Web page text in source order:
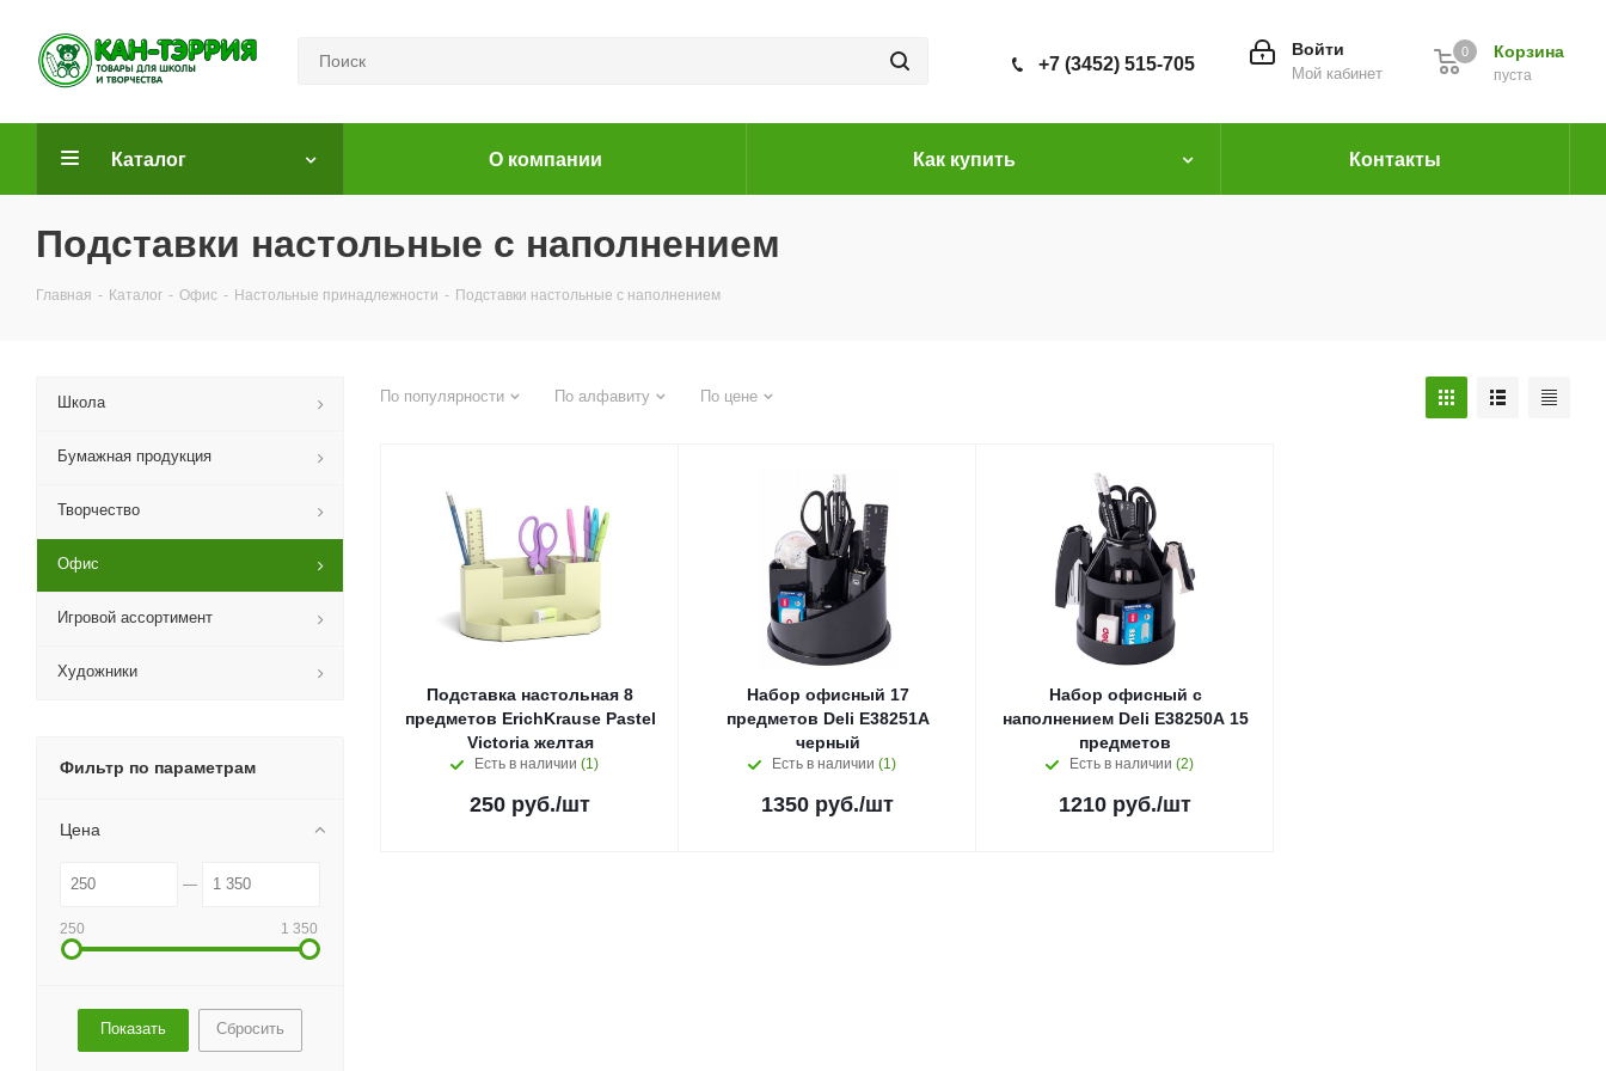
Корзина
пуста
0
Войти
Мой кабинет
+7 (3452) 515-705
Каталог О компании Как купить Контакты
Подставки настольные с наполнением
Главная - Каталог - Офис - Настольные принадлежности - Подставки настольные с наполнением
По популярности По алфавиту По цене
Подставка настольная 8
предметов ErichKrause Pastel
Victoria желтая
Есть в наличии (1)
250 руб./шт
Набор офисный 17
предметов Deli E38251A
черный
Есть в наличии (1)
1350 руб./шт
Набор офисный с
наполнением Deli E38250A 15
предметов
Есть в наличии (2)
1210 руб./шт
Школа
Бумажная продукция
Творчество
Офис
Игровой ассортимент
Художники
Фильтр по параметрам
Цена
250 1 350
Сбросить